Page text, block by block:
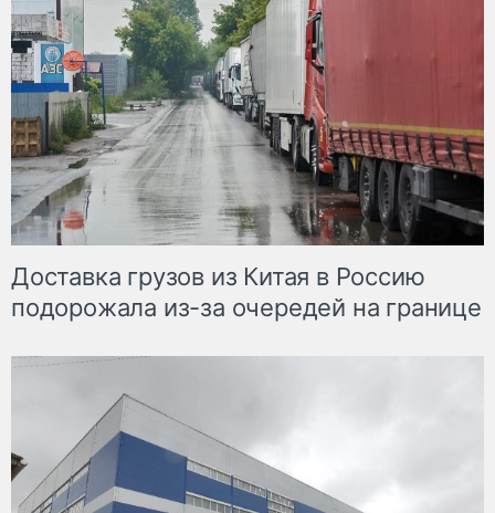
Доставка грузов из Китая в Россию
подорожала из-за очередей на границе